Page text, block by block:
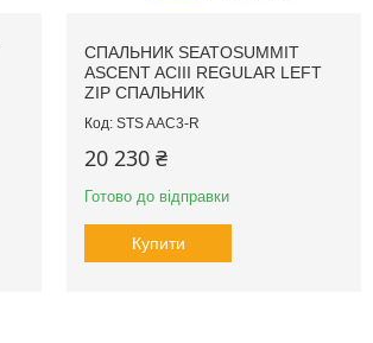
СПАЛЬНИК SEATOSUMMIT
ASCENT ACIII REGULAR LEFT
ZIP СПАЛЬНИК
STS AAC3-R
20 230 ₴
Готово до відправки
Купити